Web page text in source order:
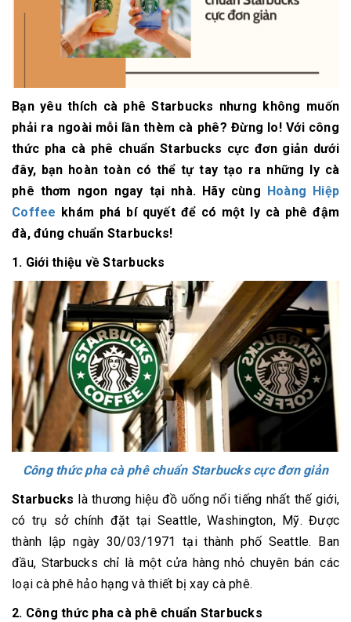
Bạn yêu thích cà phê Starbucks nhưng không muốn
phải ra ngoài mỗi lần thèm cà phê? Đừng lo! Với công
thức pha cà phê chuẩn Starbucks cực đơn giản dưới
đây, bạn hoàn toàn có thể tự tay tạo ra những ly cà
phê thơm ngon ngay tại nhà. Hãy cùng
Hoàng Hiệp
Coffee khám phá bí quyết để có một ly cà phê đậm
đà, đúng chuẩn Starbucks!
1. Giới thiệu về Starbucks
Công thức pha cà phê chuẩn Starbucks cực đơn giản
Starbucks là thương hiệu đồ uống nổi tiếng nhất thế giới,
có trụ sở chính đặt tại Seattle, Washington, Mỹ. Được
thành lập ngày 30/03/1971 tại thành phố Seattle. Ban
đầu, Starbucks chỉ là một cửa hàng nhỏ chuyên bán các
loại cà phê hảo hạng và thiết bị xay cà phê.
2. Công thức pha cà phê chuẩn Starbucks